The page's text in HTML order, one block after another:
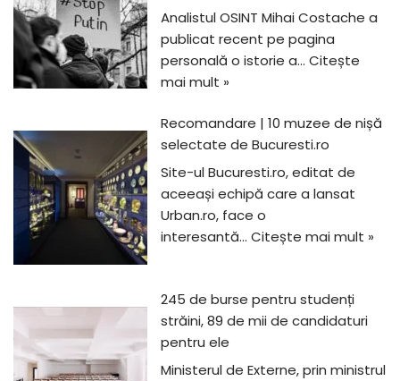
Analistul OSINT Mihai Costache a
publicat recent pe pagina
personală o istorie a… Citește
mai mult »
Recomandare | 10 muzee de nișă
selectate de Bucuresti.ro
Site-ul Bucuresti.ro, editat de
aceeași echipă care a lansat
Urban.ro, face o
interesantă… Citește mai mult »
245 de burse pentru studenți
străini, 89 de mii de candidaturi
pentru ele
Ministerul de Externe, prin ministrul